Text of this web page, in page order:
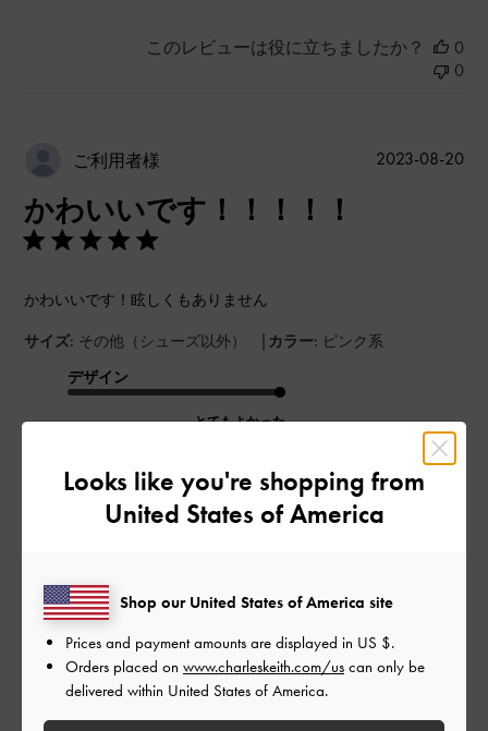
このレビューは役に立ちましたか？
0
0
ご利用者様
かわいいです！！！！！
かわいいです！眩しくもありません
サイズ: その他（シューズ以外） | カラー: ピンク系
デザイン
とてもよかった
品質
とてもよかった
公
2023-08-20
このレビューは役に立ちましたか？
Looks like you're shopping from
United States of America
Shop our United States of America site
Prices and payment amounts are displayed in US $.
Orders placed on www.charleskeith.com/us can only be
delivered within United States of America.